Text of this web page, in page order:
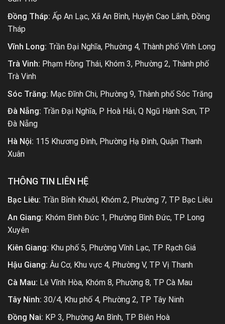
Đồng Tháp: Ấp An Lạc, Xã An Bình, Huyện Cao Lãnh, Đồng
Tháp
Vĩnh Long: Trần Đại Nghĩa, Phường 4, Thành phố Vĩnh Long
Trà Vinh: Phạm Hồng Thái, Khóm 3, Phường 2, Thành phố
Trà Vinh
Sóc Trăng: Mạc Đĩnh Chi, Phường 9, Thành phố Sóc Trăng
Đà Nẵng: Trần Đại Nghĩa, P Hoà Hải, Q Ngũ Hành Sơn, TP
Đà Nẵng
Hà Nội: 115 Khương Đình, Phường Hạ Đình, Quận Thanh
Xuân
THÔNG TIN LIÊN HỆ
Bạc Liêu: Trần Bỉnh Khuôl, Khóm 2, Phường 7, TP Bạc Liêu
An Giang: Khóm Bình Đức 1, Phường Bình Đức, TP Long
Xuyên
Kiên Giang: Khu phố 5, Phường Vĩnh Lạc, TP Rạch Giá
Hậu Giang: Âu Cơ, Khu vực 4, Phường V, TP Vị Thanh
Cà Mau: Lê Vĩnh Hòa, Khóm 8, Phường 8, TP Cà Mau
Tây Ninh: 30/4, Khu phố 4, Phường 2, TP Tây Ninh
Đồng Nai: KP 3, Phường An Bình, TP Biên Hoà